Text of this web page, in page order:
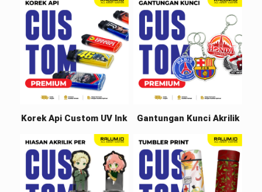
Korek Api Custom UV Ink Gantungan Kunci Akrilik